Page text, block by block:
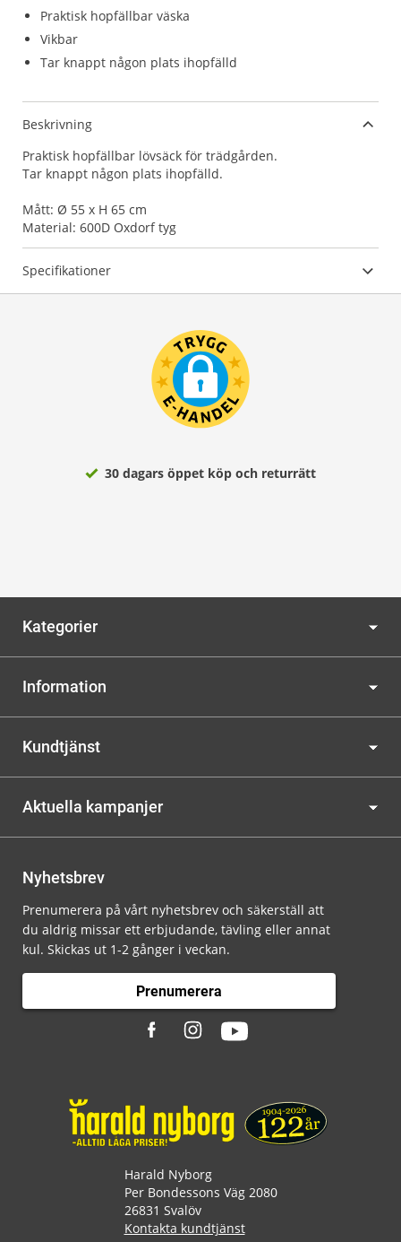
Praktisk hopfällbar väska
Vikbar
Tar knappt någon plats ihopfälld
Beskrivning
Praktisk hopfällbar lövsäck för trädgården.
Tar knappt någon plats ihopfälld.
Mått: Ø 55 x H 65 cm
Material: 600D Oxdorf tyg
Specifikationer
30 dagars öppet köp och returrätt
Kategorier
Information
Kundtjänst
Aktuella kampanjer
Nyhetsbrev
Prenumerera på vårt nyhetsbrev och säkerställ att
du aldrig missar ett erbjudande, tävling eller annat
kul. Skickas ut 1-2 gånger i veckan.
Prenumerera
Harald Nyborg
Per Bondessons Väg 2080
26831 Svalöv
Kontakta kundtjänst